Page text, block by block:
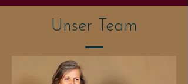
Unser Team